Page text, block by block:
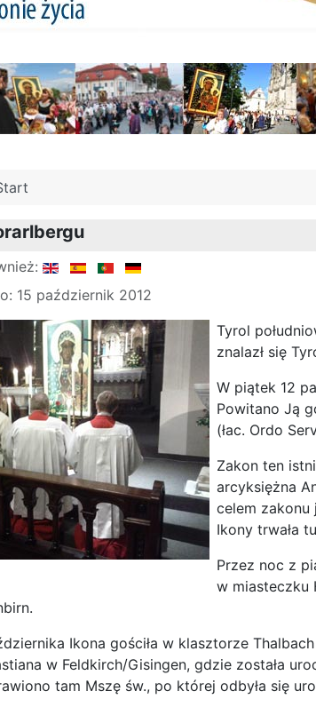
15 październik 2012
Tyrol
znalazł się
W piątek 12
Powitano Ją
(łac. Ordo
Zakon ten
arcyksiężna
celem zakonu
Ikony trwała
Przez noc z
w miasteczku
Ikona gościła w klasztorze
w Feldkirch/Gisingen, gdzie została
tam Mszę św., po której odbyła się